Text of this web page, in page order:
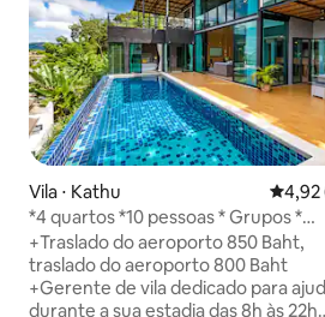
Vila ⋅ Kathu 4,92
4,92
*4 quartos *10 pessoas * Grupos *
Localização em Kathu *
+Traslado do aeroporto 850 Baht,
traslado do aeroporto 800 Baht
+Gerente de vila dedicado para
durante a sua estadia das 8h às 22h